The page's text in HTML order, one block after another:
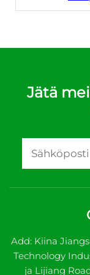
Jätä
Add: Kiina
Technology
ja Lijiang